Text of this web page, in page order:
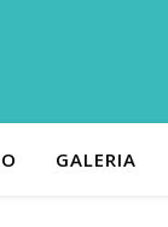
GALERIA